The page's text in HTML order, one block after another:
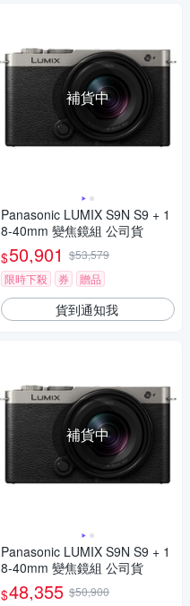
補貨中
Panasonic LUMIX S9N S9 + 1
8-40mm 變焦鏡組 公司貨
$50,901 $53,579
限時下殺
券 贈品
貨到通知我
補貨中
Panasonic LUMIX S9N S9 + 1
8-40mm 變焦鏡組 公司貨
$48,355 $50,900